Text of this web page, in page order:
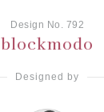
Design No. 792
blockmodo
Designed by